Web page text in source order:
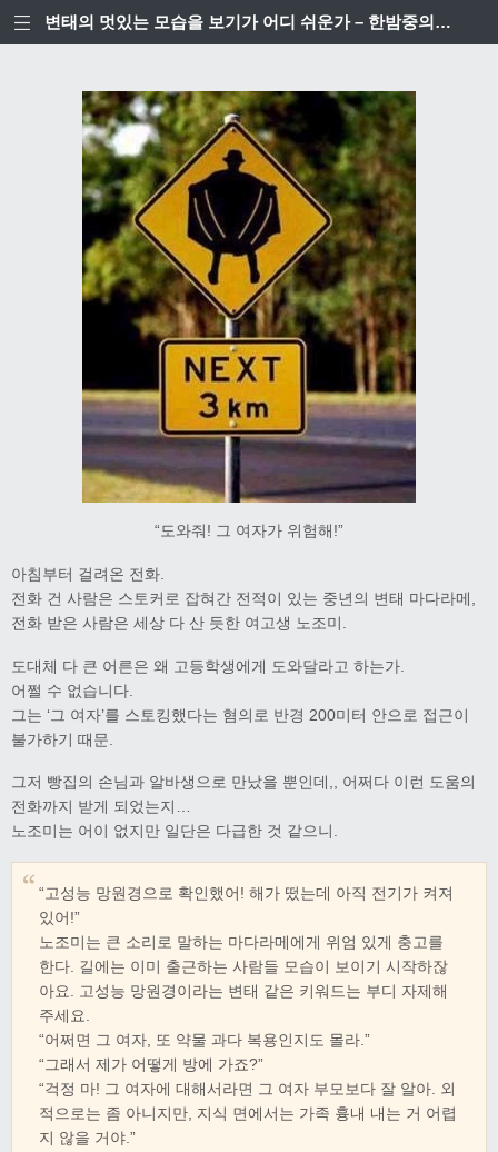
변태의 멋있는 모습을 보기가 어디 쉬운가 – 한밤중의 베이커리
“도와줘! 그 여자가 위험해!”
아침부터 걸려온 전화.
전화 건 사람은 스토커로 잡혀간 전적이 있는 중년의 변태 마다라메,
전화 받은 사람은 세상 다 산 듯한 여고생 노조미.
도대체 다 큰 어른은 왜 고등학생에게 도와달라고 하는가.
어쩔 수 없습니다.
그는 ‘그 여자’를 스토킹했다는 혐의로 반경 200미터 안으로 접근이
불가하기 때문.
그저 빵집의 손님과 알바생으로 만났을 뿐인데,, 어쩌다 이런 도움의
전화까지 받게 되었는지…
노조미는 어이 없지만 일단은 다급한 것 같으니.
“고성능 망원경으로 확인했어! 해가 떴는데 아직 전기가 켜져
있어!”
노조미는 큰 소리로 말하는 마다라메에게 위엄 있게 충고를
한다. 길에는 이미 출근하는 사람들 모습이 보이기 시작하잖
아요. 고성능 망원경이라는 변태 같은 키워드는 부디 자제해
주세요.
“어쩌면 그 여자, 또 약물 과다 복용인지도 몰라.”
“그래서 제가 어떻게 방에 가죠?”
“걱정 마! 그 여자에 대해서라면 그 여자 부모보다 잘 알아. 외
적으로는 좀 아니지만, 지식 면에서는 가족 흉내 내는 거 어렵
지 않을 거야.”